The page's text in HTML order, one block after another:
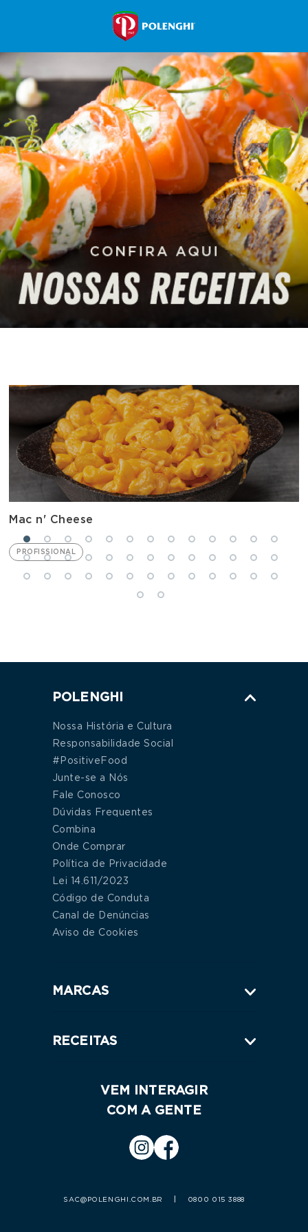
Mac n' Cheese
PROFISSIONAL
POLENGHI
Nossa História e Cultura
Responsabilidade Social
#PositiveFood
Junte-se a Nós
Fale Conosco
Dúvidas Frequentes
Combina
Onde Comprar
Política de Privacidade
Lei 14.611/2023
Código de Conduta
Canal de Denúncias
Aviso de Cookies
MARCAS
RECEITAS
VEM INTERAGIR
COM A GENTE
SAC@POLENGHI.COM.BR 0800 015 3888